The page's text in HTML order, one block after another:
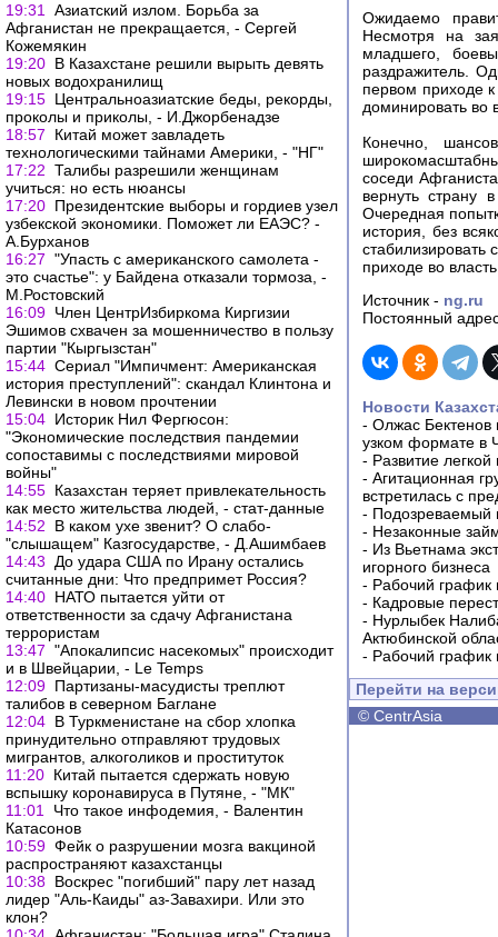
19:31
Азиатский излом. Борьба за
Афганистан не прекращается, - Сергей
Кожемякин
19:20 В Казахстане решили вырыть девять
новых водохранилищ
19:15 Центральноазиатские беды, рекорды,
проколы и приколы, - И.Джорбенадзе
18:57
Китай может завладеть
технологическими тайнами Америки, - "НГ"
17:22 Талибы разрешили женщинам
учиться: но есть нюансы
17:20 Президентские выборы и гордиев узел
узбекской экономики. Поможет ли ЕАЭС? -
А.Бурханов
16:27 "Упасть с американского самолета -
это счастье": у Байдена отказали тормоза, -
М.Ростовский
16:09 Член ЦентрИзбиркома Киргизии
Эшимов схвачен за мошенничество в пользу
партии "Кыргызстан"
15:44 Сериал "Импичмент: Американская
история преступлений": скандал Клинтона и
Левински в новом прочтении
15:04 Историк Нил Фергюсон:
"Экономические последствия пандемии
сопоставимы с последствиями мировой
войны"
14:55 Казахстан теряет привлекательность
как место жительства людей, - стат-данные
14:52
В каком ухе звенит? О слабо-
"слышащем" Казгосударстве, - Д.Ашимбаев
14:43
До удара США по Ирану остались
считанные дни: Что предпримет Россия?
14:40 НАТО пытается уйти от
ответственности за сдачу Афганистана
террористам
13:47 "Апокалипсис насекомых" происходит
и в Швейцарии, - Le Temps
12:09 Партизаны-масудисты треплют
талибов в северном Баглане
12:04 В Туркменистане на сбор хлопка
принудительно отправляют трудовых
мигрантов, алкоголиков и проституток
11:20 Китай пытается сдержать новую
вспышку коронавируса в Путяне, - "МК"
11:01
Что такое инфодемия, - Валентин
Катасонов
10:59 Фейк о разрушении мозга вакциной
распространяют казахстанцы
10:38 Воскрес "погибший" пару лет назад
лидер "Аль-Каиды" аз-Завахири. Или это
клон?
Ожидаемо
Несмотря на
младшего,
раздражитель.
первом приходе
доминировать во
Конечно,
соседи
вернуть страну
Очередная
история, без
приходе во
Источник - ng.ru
Постоянный
Новости
- Олжас Бектенов
узком формате в
- Развитие
- Агитационная
встретилась с
- Подозреваемый
- Незаконные
- Из Вьетнама
игорного бизнеса
- Рабочий график
- Кадровые
- Нурлыбек
Актюбинской
- Рабочий график
Перейти на
© CentrAsia